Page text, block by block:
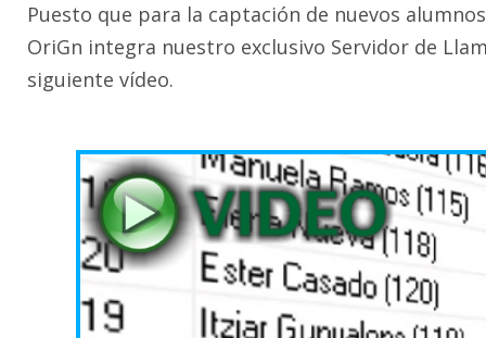
Puesto que para la captación de nuevos
OriGn integra nuestro exclusivo Servidor de
siguiente vídeo.